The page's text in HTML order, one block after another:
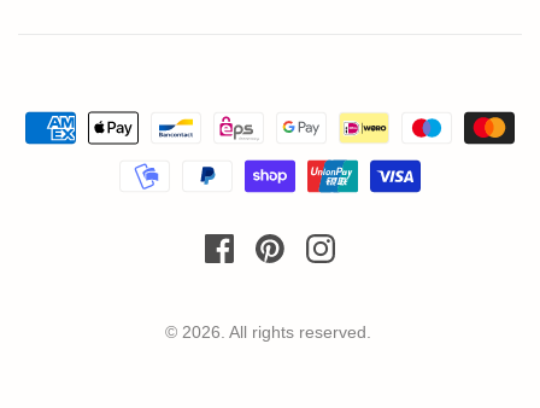
© 2026. All rights reserved.